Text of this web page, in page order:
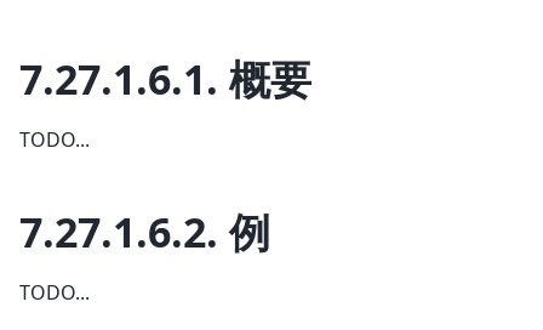
7.27.1.6.1.概要
TODO...
7.27.1.6.2.例
TODO...